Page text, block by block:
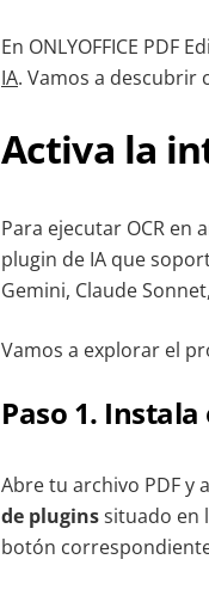
En ONLYOFFICE PDF
IA. Vamos a descubrir
Activa la
Para ejecutar OCR en
plugin de IA que
Gemini, Claude
Vamos a explorar el
Paso 1.
Abre tu archivo PDF y
de pluginssituado en
botón